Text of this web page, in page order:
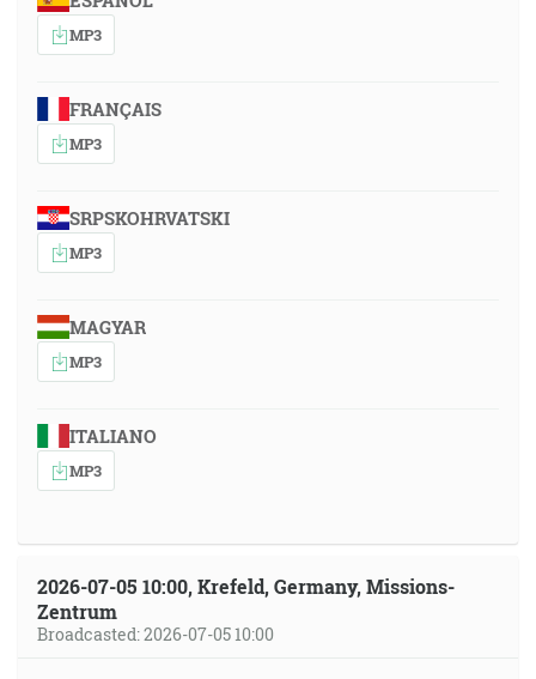
MP3
FRANÇAIS
MP3
SRPSKOHRVATSKI
MP3
MAGYAR
MP3
ITALIANO
MP3
2026-07-05 10:00, Krefeld, Germany, Missions-
Zentrum
Broadcasted: 2026-07-05 10:00